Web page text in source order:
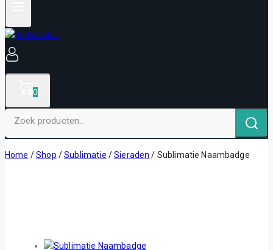
0
Home /Shop /Sublimatie /Sieraden / Sublimatie Naambadge